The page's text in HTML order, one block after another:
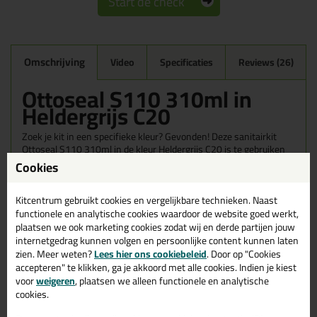
Omschrijving Video Specificaties Reviews (26)
Ottoseal S110 310ml in
Heldergrijs C20
Zoek je kit in een specifieke kleur? Gevonden! Deze sanitairkit
Ottoseal S110 310ml in de kleur Heldergrijs C20 is te gebruiken
voor verschillende toepassingen. Een duurzame en veelzijdige kit
welke makkelijk te verwerken is. Perfect als je een bijpassende
Ottoseal S110 310ml in kleur Heldergrijs C20 vandaag nog! Op
voorraad en op werkdagen besteld = morgen in huis.
Wil je meer weten over de toepassing en kenmerken van dit
product?Lees alles over dit product >
Tips & tricks voor Ottoseal S110
310ml
Cookies
Kitcentrum gebruikt cookies en vergelijkbare technieken. Naast
functionele en analytische cookies waardoor de website goed werkt,
plaatsen we ook marketing cookies zodat wij en derde partijen jouw
internetgedrag kunnen volgen en persoonlijke content kunnen laten
zien. Meer weten?Lees hier ons cookiebeleid. Door op "Cookies
accepteren" te klikken, ga je akkoord met alle cookies. Indien je kiest
voorweigeren, plaatsen we alleen functionele en analytische
cookies.